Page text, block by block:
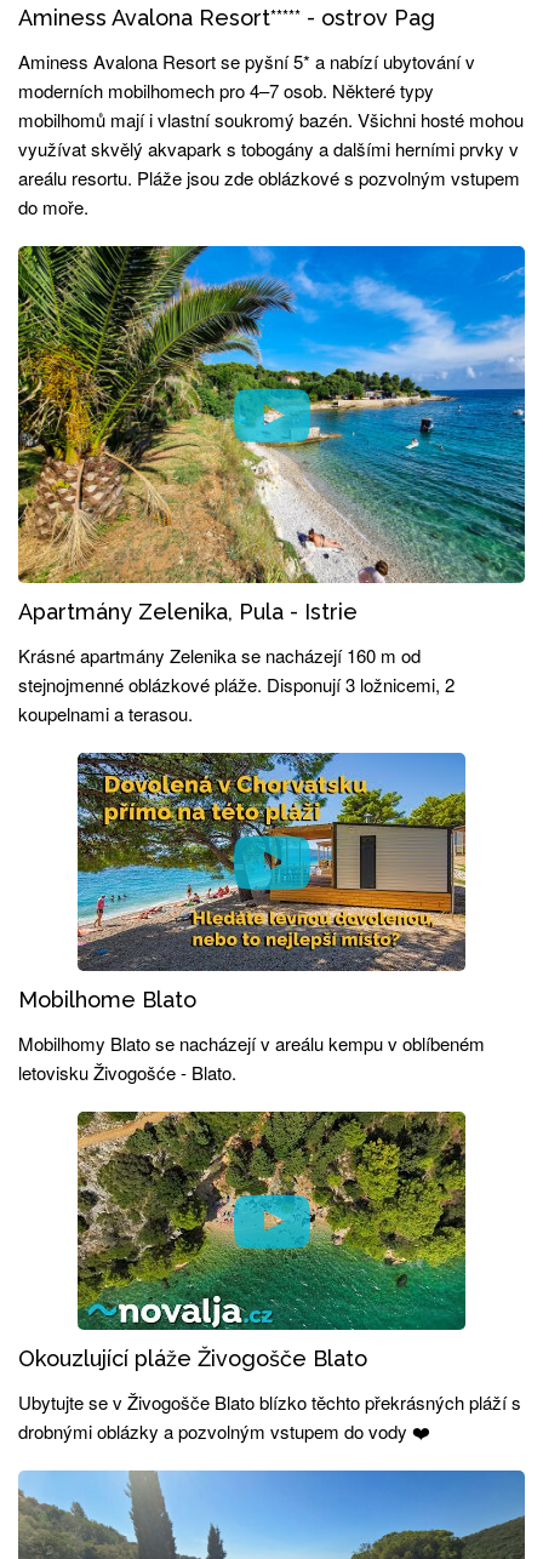
Aminess Avalona Resort***** - ostrov Pag
Aminess Avalona Resort se pyšní 5* a nabízí ubytování v
moderních mobilhomech pro 4–7 osob. Některé typy
mobilhomů mají i vlastní soukromý bazén. Všichni hosté mohou
využívat skvělý akvapark s tobogány a dalšími herními prvky v
areálu resortu. Pláže jsou zde oblázkové s pozvolným vstupem
do moře.
Apartmány Zelenika, Pula - Istrie
Krásné apartmány Zelenika se nacházejí 160 m od
stejnojmenné oblázkové pláže. Disponují 3 ložnicemi, 2
koupelnami a terasou.
Mobilhome Blato
Mobilhomy Blato se nacházejí v areálu kempu v oblíbeném
letovisku Živogošće - Blato.
Okouzlující pláže Živogošče Blato
Ubytujte se v Živogošče Blato blízko těchto překrásných pláží s
drobnými oblázky a pozvolným vstupem do vody ❤️